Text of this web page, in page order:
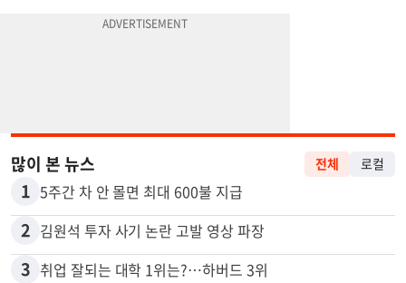
많이 본 뉴스 전체 로컬
1 5주간 차 안 몰면 최대 600불 지급
2 김원석 투자 사기 논란 고발 영상 파장
3 취업 잘되는 대학 1위는?…하버드 3위